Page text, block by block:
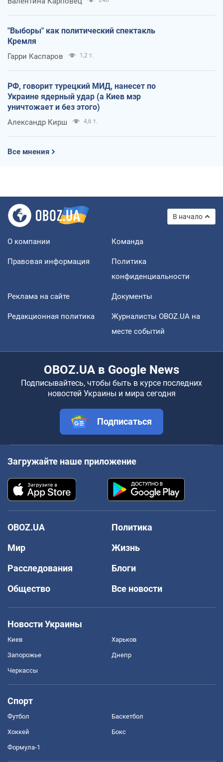
"Выборы" как политический спектакль
Кремля
Гарри Каспаров 1,2 т.
РФ, говорит турецкий МИД, нанесет по
Украине ядерный удар (а Киев мэр
уничтожает и без этого)
Александр Кирш 4,6 т.
Все мнения
В начало
О компании Команда
Правовая информация
Политика
конфиденциальности
Реклама на сайте Документы
Редакционная политика
Журналисты OBOZ.UA на
месте событий
OBOZ.UA в Google News
Подписывайтесь, чтобы быть в курсе последних
новостей Украины и мира сегодня
Подписаться
Загружайте наше приложение
OBOZ.UA
Политика
Мир
Жизнь
Расследования
Блоги
Общество
Все новости
Новости Украины
Киев Харьков
Запорожье Днепр
Черкассы
Спорт
Футбол Баскетбол
Хоккей Бокс
Формула-1